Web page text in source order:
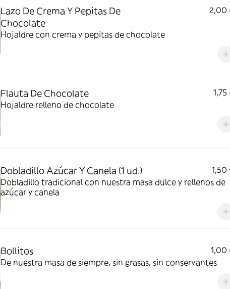
Lazo De Crema Y Pepitas De
Chocolate
2,00
Hojaldre con crema y pepitas de chocolate
Flauta De Chocolate
1,75
Hojaldre relleno de chocolate
Dobladillo Azúcar Y Canela (1 ud.)
1,50
Dobladillo tradicional con nuestra masa dulce y rellenos de
azúcar y canela
Bollitos
1,00
De nuestra masa de siempre, sin grasas, sin conservantes